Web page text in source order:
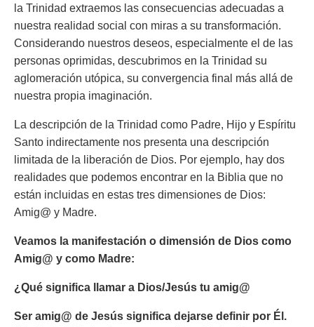
la Trinidad extraemos las consecuencias adecuadas a
nuestra realidad social con miras a su transformación.
Considerando nuestros deseos, especialmente el de las
personas oprimidas, descubrimos en la Trinidad su
aglomeración utópica, su convergencia final más allá de
nuestra propia imaginación.
La descripción de la Trinidad como Padre, Hijo y Espíritu
Santo indirectamente nos presenta una descripción
limitada de la liberación de Dios. Por ejemplo, hay dos
realidades que podemos encontrar en la Biblia que no
están incluidas en estas tres dimensiones de Dios:
Amig@ y Madre.
Veamos la manifestación o dimensión de Dios como
Amig@ y como Madre:
¿Qué significa llamar a Dios/Jesús tu amig@
Ser amig@ de Jesús significa dejarse definir por Él.